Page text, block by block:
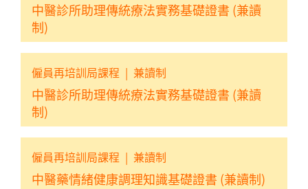
中醫診所助理傳統療法實務基礎證書 (兼讀
制)
僱員再培訓局課程 | 兼讀制
中醫診所助理傳統療法實務基礎證書 (兼讀
制)
僱員再培訓局課程 | 兼讀制
中醫藥情緒健康調理知識基礎證書 (兼讀制)